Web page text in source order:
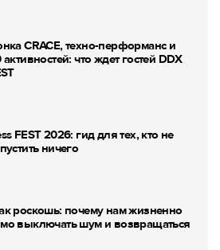
CRACE, техно-перформанс и
что ждет гостей DDX
FEST 2026: гид для тех, кто не
ничего
роскошь: почему нам жизненно
выключать шум и возвращаться